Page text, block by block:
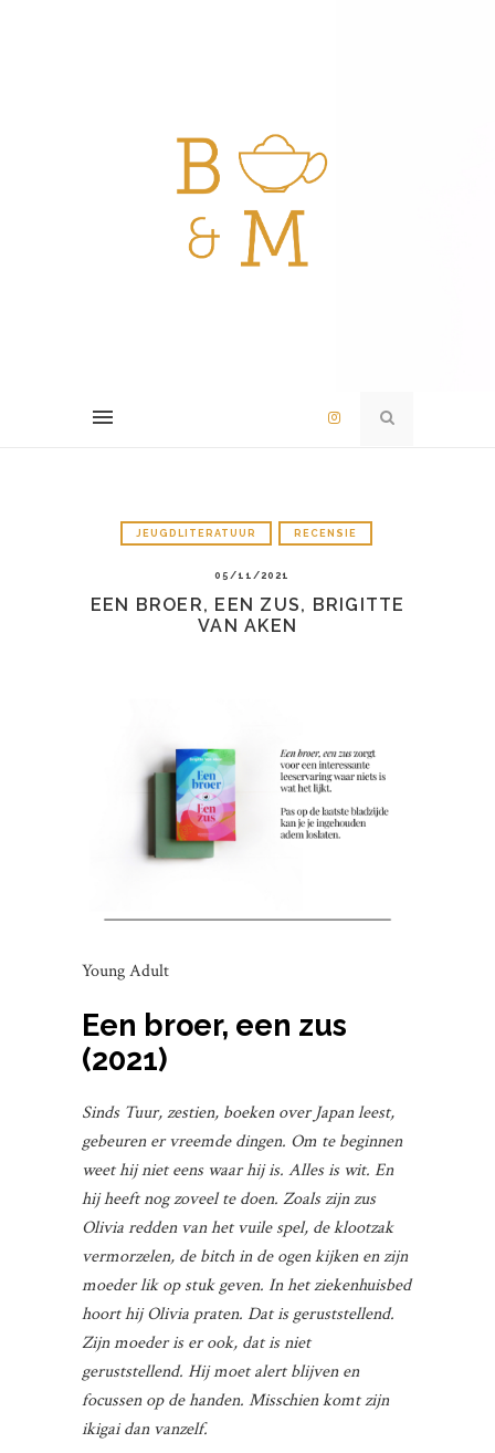
JEUGDLITERATUUR RECENSIE
05/11/2021
EEN BROER, EEN ZUS, BRIGITTE
VAN AKEN
Young Adult
Een broer, een zus
(2021)
Sinds Tuur, zestien, boeken over Japan leest,
gebeuren er vreemde dingen. Om te beginnen
weet hij niet eens waar hij is. Alles is wit. En
hij heeft nog zoveel te doen. Zoals zijn zus
Olivia redden van het vuile spel, de klootzak
vermorzelen, de bitch in de ogen kijken en zijn
moeder lik op stuk geven. In het ziekenhuisbed
hoort hij Olivia praten. Dat is geruststellend.
Zijn moeder is er ook, dat is niet
geruststellend. Hij moet alert blijven en
focussen op de handen. Misschien komt zijn
ikigai dan vanzelf.